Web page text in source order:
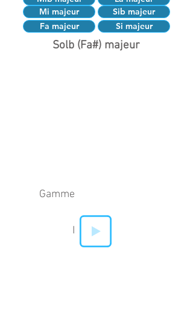
Mi majeur
Sib majeur
Fa majeur
Si majeur
Solb (Fa#) majeur
Gamme
I